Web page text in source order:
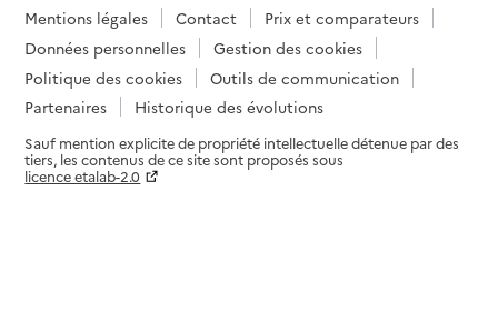
Mentions légales
Contact
Prix et comparateurs
Données personnelles
Gestion des cookies
Politique des cookies
Outils de communication
Partenaires
Historique des évolutions
Sauf mention explicite de propriété intellectuelle détenue par des
tiers, les contenus de ce site sont proposés sous
licence etalab-2.0